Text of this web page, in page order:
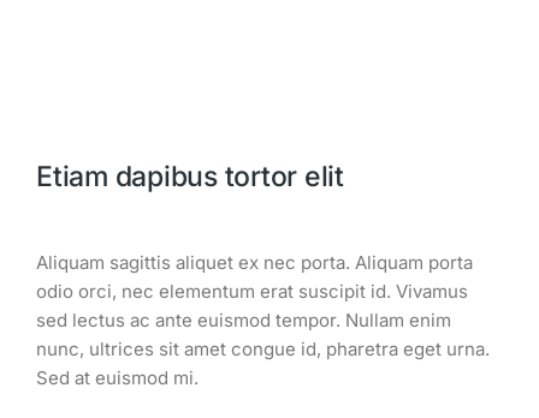
Etiam dapibus tortor elit
Aliquam sagittis aliquet ex nec porta. Aliquam porta
odio orci, nec elementum erat suscipit id. Vivamus
sed lectus ac ante euismod tempor. Nullam enim
nunc, ultrices sit amet congue id, pharetra eget urna.
Sed at euismod mi.